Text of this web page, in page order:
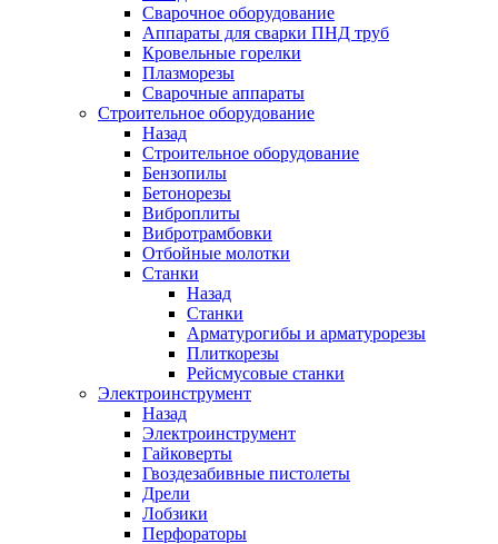
Сварочное оборудование
Аппараты для сварки ПНД труб
Кровельные горелки
Плазморезы
Сварочные аппараты
Строительное оборудование
Назад
Строительное оборудование
Бензопилы
Бетонорезы
Виброплиты
Вибротрамбовки
Отбойные молотки
Станки
Назад
Станки
Арматурогибы и арматурорезы
Плиткорезы
Рейсмусовые станки
Электроинструмент
Назад
Электроинструмент
Гайковерты
Гвоздезабивные пистолеты
Дрели
Лобзики
Перфораторы